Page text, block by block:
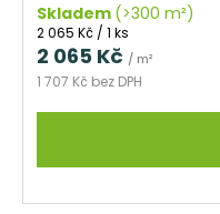
Skladem (>300 m²)
1 707 Kč bez DPH
2 065 Kč / m²
Měrná
cena:
2 065 Kč / 1 ks